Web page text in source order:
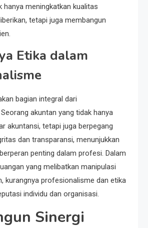
hanya meningkatkan kualitas
tetapi juga membangun
Etika dalam
bagian integral dari
akuntan yang tidak hanya
akuntansi, tetapi juga berpegang
dan transparansi, menunjukkan
penting dalam profesi. Dalam
yang melibatkan manipulasi
kurangnya profesionalisme dan etika
individu dan organisasi.
Sinergi